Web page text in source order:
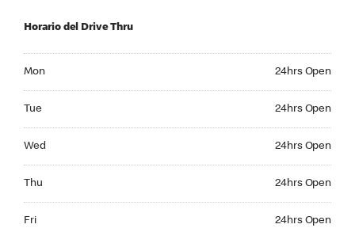
Horario del Drive Thru
Mon 24hrs Open
Tue 24hrs Open
Wed 24hrs Open
Thu 24hrs Open
Fri 24hrs Open